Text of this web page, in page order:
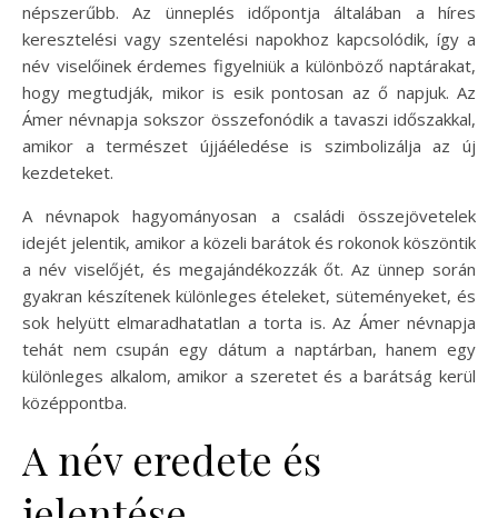
népszerűbb. Az ünneplés időpontja általában a híres
keresztelési vagy szentelési napokhoz kapcsolódik, így a
név viselőinek érdemes figyelniük a különböző naptárakat,
hogy megtudják, mikor is esik pontosan az ő napjuk. Az
Ámer névnapja sokszor összefonódik a tavaszi időszakkal,
amikor a természet újjáéledése is szimbolizálja az új
kezdeteket.
A névnapok hagyományosan a családi összejövetelek
idejét jelentik, amikor a közeli barátok és rokonok köszöntik
a név viselőjét, és megajándékozzák őt. Az ünnep során
gyakran készítenek különleges ételeket, süteményeket, és
sok helyütt elmaradhatatlan a torta is. Az Ámer névnapja
tehát nem csupán egy dátum a naptárban, hanem egy
különleges alkalom, amikor a szeretet és a barátság kerül
középpontba.
A név eredete és